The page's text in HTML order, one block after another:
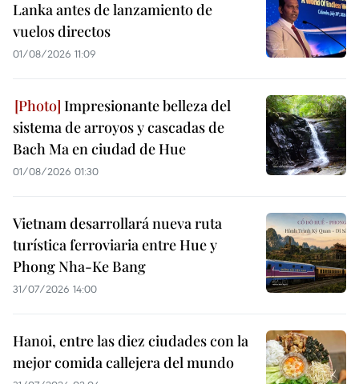
Lanka antes de lanzamiento de
vuelos directos
01/08/2026 11:09
Impresionante belleza del
sistema de arroyos y cascadas de
Bach Ma en ciudad de Hue
01/08/2026 01:30
Vietnam desarrollará nueva ruta
turística ferroviaria entre Hue y
Phong Nha-Ke Bang
31/07/2026 14:00
Hanoi, entre las diez ciudades con la
mejor comida callejera del mundo